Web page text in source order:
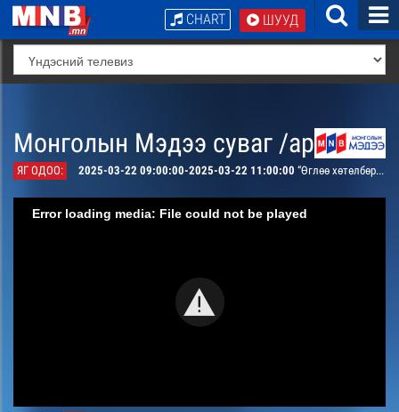
ШУУД
CHART
Монголын Мэдээ суваг /архив/
ЯГ ОДОО: 2025-03-22 09:00:00-2025-03-22 11:00:00 “Өглөө хөтөлбөр” /шууд/
Error loading media: File could not be played